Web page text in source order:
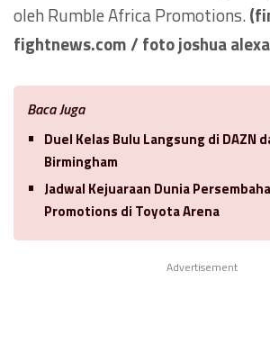
oleh Rumble Africa Promotions.
fightnews.com / foto joshua
Baca Juga
Duel Kelas Bulu Langsung di DAZN
Birmingham
Jadwal Kejuaraan Dunia
Promotions di Toyota Arena
Advertisement